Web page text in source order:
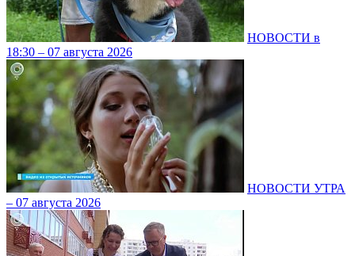
НОВОСТИ в
18:30 – 07 августа 2026
НОВОСТИ УТРА
– 07 августа 2026